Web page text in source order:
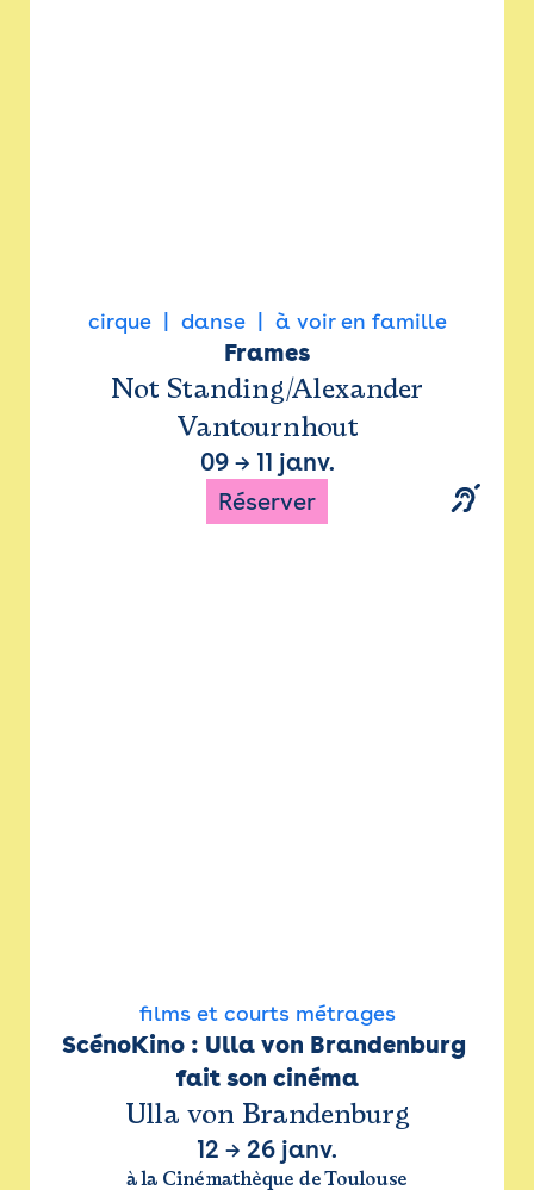
cirque danse à voir en famille
Frames
Not Standing/Alexander
Vantournhout
09→ 11 janv.
Réserver
films et courts métrages
ScénoKino : Ulla von Brandenburg
fait son cinéma
Ulla von Brandenburg
12 → 26 janv.
à la Cinémathèque de Toulouse